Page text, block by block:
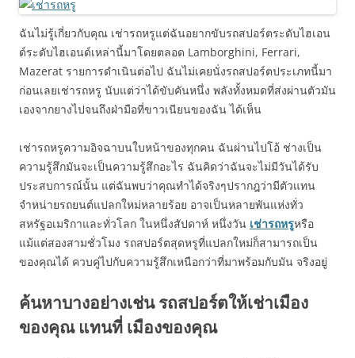
ฉันไม่รู้เกี่ยวกับคุณ เช่ารถหรูแต่ฉันอยากขับรถสปอร์ตระดับไฮเอน
ด์ระดับไฮเอนด์เหล่านี้มาโดยตลอด Lamborghini, Ferrari,
Mazerat รายการดำเนินต่อไป ฉันไม่เคยนั่งรถสปอร์ตประเภทนี้มา
ก่อนเลยเช่ารถหรู นับแต่ว่าได้ขับคันหนึ่ง พลังทั้งหมดที่ส่งผ่านตัวมัน
เองจากยางไปจนถึงฝ่ามือที่ขาวเนียนของฉัน ได้เห็น
เช่ารถหรูความอิจฉาบนใบหน้าของทุกคน ฉันผ่านไปโอ้ ช่างเป็น
ความรู้สึกมันจะเป็นความรู้สึกอะไร ฉันคิดว่าฉันจะไม่มีวันได้รับ
ประสบการณ์นั้น แต่ฉันพบว่าคุณทำได้จริงๆปรากฎว่ามีตัวแทน
จำหน่ายรถยนต์แปลกใหม่หลายร้อย อาจเป็นหลายพันแห่งทั่ว
สหรัฐอเมริกาและทั่วโลก ในหนึ่งสัปดาห์ หนึ่งวัน เช่ารถหรูหรือ
แม้แต่สองสามชั่วโมง รถสปอร์ตสุดหรูที่แปลกใหม่ก็สามารถเป็น
ของคุณได้ ควบคู่ไปกับความรู้สึกเหนือกว่าที่มาพร้อมกับมัน จริงอยู่
ค้นหาบางอย่างเช่น รถสปอร์ตให้เช่าเมือง
ของคุณ แทนที่ เมืองของคุณ